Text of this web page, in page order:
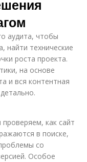
аудита, чтобы
найти технические
роста проекта.
на основе
и вся контентная
как сайт
в поиске,
со
Особое